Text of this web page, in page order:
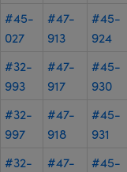
#45-
027
#47-
913
#45-
924
#32-
993
#47-
917
#45-
930
#32-
997
#47-
918
#45-
931
#32-
#47-
#45-